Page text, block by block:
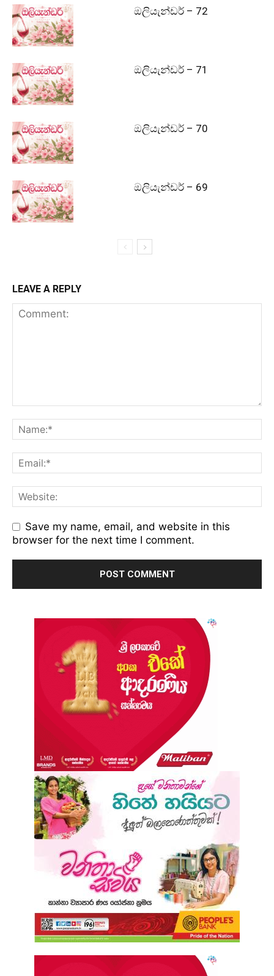
ඔලියැන්ඩර් – 72
ඔලියැන්ඩර් – 71
ඔලියැන්ඩර් – 70
ඔලියැන්ඩර් – 69
LEAVE A REPLY
Save my name, email, and website in this
browser for the next time I comment.